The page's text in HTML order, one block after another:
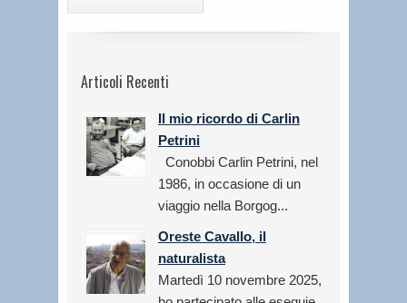
Articoli Recenti
Il mio ricordo di Carlin
Petrini
Conobbi Carlin Petrini, nel
1986, in occasione di un
viaggio nella Borgog...
Oreste Cavallo, il
naturalista
Martedì 10 novembre 2025,